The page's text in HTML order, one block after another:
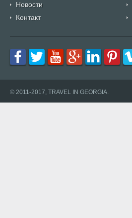
Новости
Контакт
© 2011-2017, TRAVEL IN GEORGIA.